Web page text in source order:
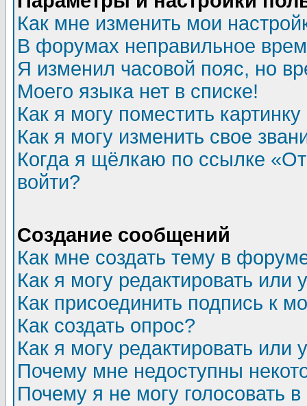
Как мне изменить мои
В форумах неправильное
Я изменил часовой пояс, но
Моего языка нет в списке!
Как я могу поместить
Как я могу изменить свое
Когда я щёлкаю по ссылке
войти?
Создание сообщений
Как мне создать тему в
Как я могу редактировать или
Как присоединить подпись к
Как создать опрос?
Как я могу редактировать или
Почему мне недоступны
Почему я не могу голосовать